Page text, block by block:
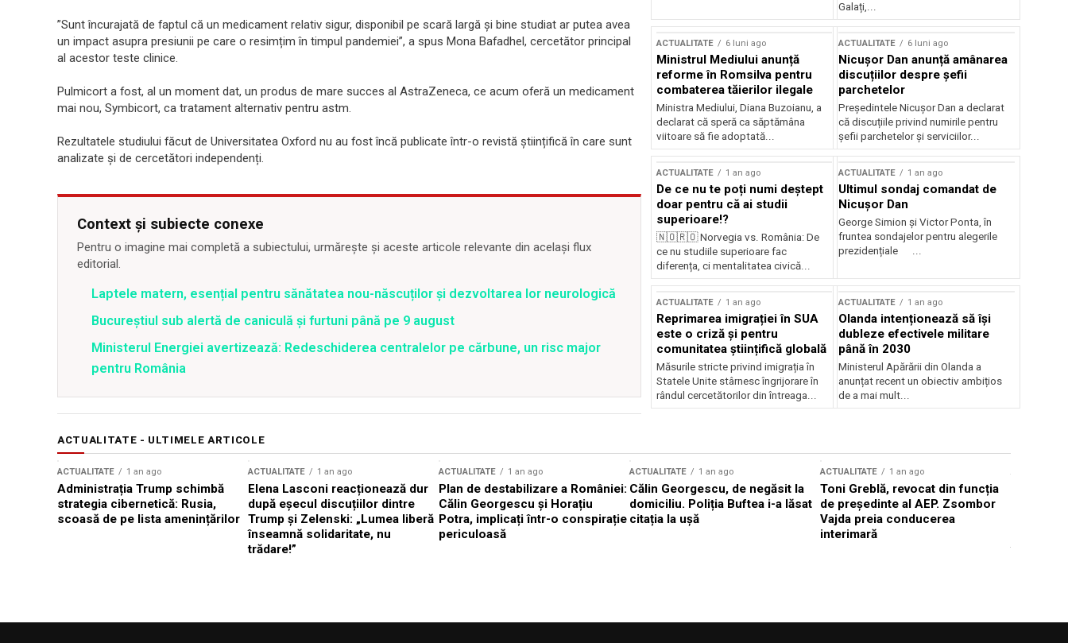
”Sunt încurajată de faptul că un medicament relativ sigur, disponibil pe scară largă și bine studiat ar putea avea
un impact asupra presiunii pe care o resimțim în timpul pandemiei”, a spus Mona Bafadhel, cercetător principal
al acestor teste clinice.
Pulmicort a fost, al un moment dat, un produs de mare succes al AstraZeneca, ce acum oferă un medicament
mai nou, Symbicort, ca tratament alternativ pentru astm.
Rezultatele studiului făcut de Universitatea Oxford nu au fost încă publicate într-o revistă științifică în care sunt
analizate și de cercetători independenți.
Context și subiecte conexe
Pentru o imagine mai completă a subiectului, urmărește și aceste articole relevante din același flux
editorial.
Laptele matern, esențial pentru sănătatea nou-născuților și dezvoltarea lor neurologică
Bucureștiul sub alertă de caniculă și furtuni până pe 9 august
Ministerul Energiei avertizează: Redeschiderea centralelor pe cărbune, un risc major
pentru România
Galați,...
ACTUALITATE 6 luni ago
Ministrul Mediului anunță
reforme în Romsilva pentru
combaterea tăierilor ilegale
Ministra Mediului, Diana Buzoianu, a
declarat că speră ca săptămâna
viitoare să fie adoptată...
ACTUALITATE 6 luni ago
Nicușor Dan anunță amânarea
discuțiilor despre șefii
parchetelor
Președintele Nicușor Dan a declarat
că discuțiile privind numirile pentru
șefii parchetelor și serviciilor...
ACTUALITATE 1 an ago
De ce nu te poți numi deștept
doar pentru că ai studii
superioare!?
🇳🇴🇷🇴 Norvegia vs. România: De
ce nu studiile superioare fac
diferența, ci mentalitatea civică...
ACTUALITATE 1 an ago
Ultimul sondaj comandat de
Nicușor Dan
George Simion și Victor Ponta, în
fruntea sondajelor pentru alegerile
prezidențiale ...
ACTUALITATE 1 an ago
Reprimarea imigrației în SUA
este o criză și pentru
comunitatea științifică globală
Măsurile stricte privind imigrația în
Statele Unite stârnesc îngrijorare în
rândul cercetătorilor din întreaga...
ACTUALITATE 1 an ago
Olanda intenționează să își
dubleze efectivele militare
până în 2030
Ministerul Apărării din Olanda a
anunțat recent un obiectiv ambițios
de a mai mult...
ACTUALITATE - ULTIMELE ARTICOLE
ACTUALITATE 1 an ago
Administrația Trump schimbă
strategia cibernetică: Rusia,
scoasă de pe lista amenințărilor
ACTUALITATE 1 an ago
Elena Lasconi reacționează dur
după eșecul discuțiilor dintre
Trump și Zelenski: „Lumea liberă
înseamnă solidaritate, nu
trădare!”
ACTUALITATE 1 an ago
Plan de destabilizare a României:
Călin Georgescu și Horațiu
Potra, implicați într-o conspirație
periculoasă
ACTUALITATE 1 an ago
Călin Georgescu, de negăsit la
domiciliu. Poliția Buftea i-a lăsat
citația la ușă
ACTUALITATE 1 an ago
Toni Greblă, revocat din funcția
de președinte al AEP. Zsombor
Vajda preia conducerea
interimară